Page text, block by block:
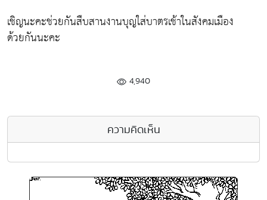
เชิญนะคะช่วยกันสืบสานงานบุญใส่บาตรเช้าในสังคมเมือง
ด้วยกันนะคะ
4,940
ความคิดเห็น